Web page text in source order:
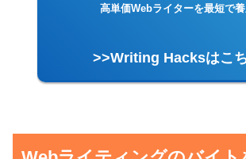
高単価Webライターを最短で
>>Writing Hacksはこ